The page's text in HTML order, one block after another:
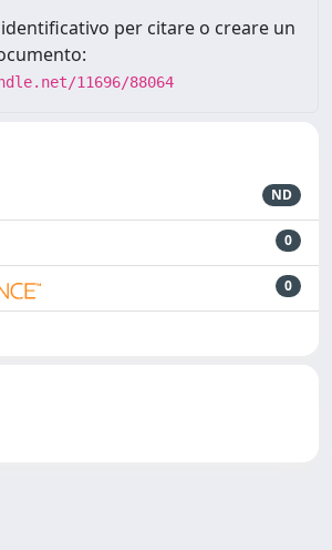
per citare o creare un
11696/88064
ND
0
0